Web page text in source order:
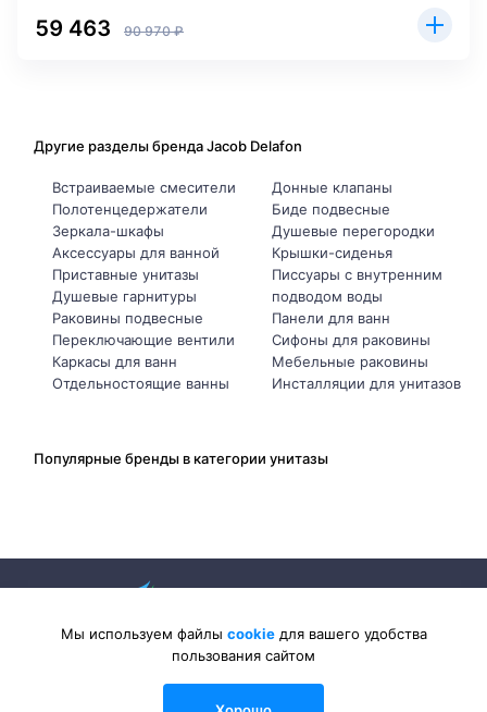
59 463 90 970 ₽
Другие разделы бренда Jacob Delafon
Встраиваемые смесители
Полотенцедержатели
Зеркала-шкафы
Аксессуары для ванной
Приставные унитазы
Душевые гарнитуры
Раковины подвесные
Переключающие вентили
Каркасы для ванн
Отдельностоящие ванны
Донные клапаны
Биде подвесные
Душевые перегородки
Крышки-сиденья
Писсуары с внутренним
подводом воды
Панели для ванн
Сифоны для раковины
Мебельные раковины
Инсталляции для унитазов
Популярные бренды в категории унитазы
2026 © Sanlib-Santehnika.ru — интернет-магазин сантехники
Мы используем файлы cookieдля вашего удобства
пользования сайтом